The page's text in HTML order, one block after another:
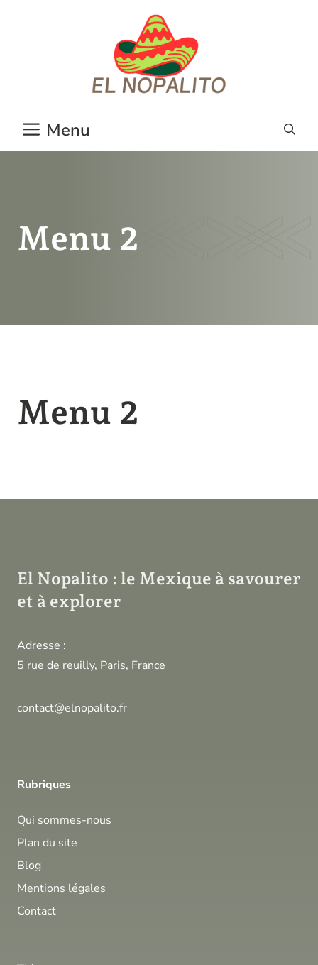
Menu
Menu 2
Menu 2
El Nopalito : le Mexique à savourer
et à explorer
Adresse :
5 rue de reuilly, Paris, France
contact@elnopalito.fr
Rubriques
Qui sommes-nous
Plan du site
Blog
Mentions légales
Contact